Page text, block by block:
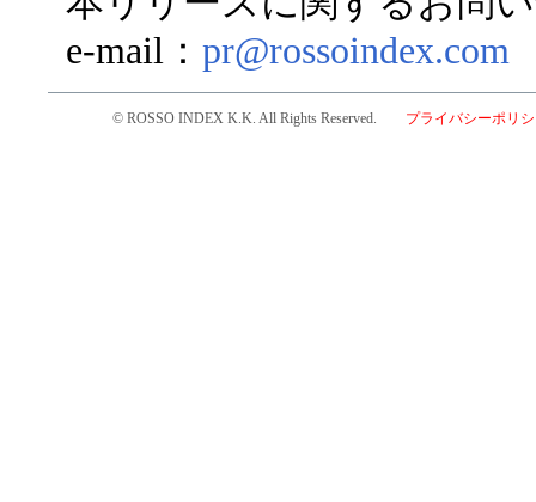
e-mail： pr@rossoindex.com